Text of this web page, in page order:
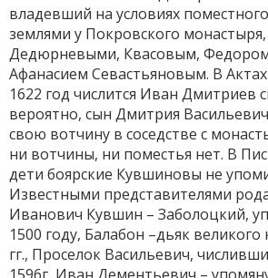
владевший на условиях
землями у Покровского монастыря,
Дедюрневыми, Квасовым,
Афанасием Севастьяновым. В
1622 год числится Иван Дмитриев
вероятно, сын Дмитрия
свою вотчину в соседстве с
ни вотчины, ни поместья нет. В
дети боярские Кувшиновы не
Известными представителями
Иванович Кувшин – Заболоцкий,
1500 году, Балабон –дьяк великого
гг., Проселок Васильевич,